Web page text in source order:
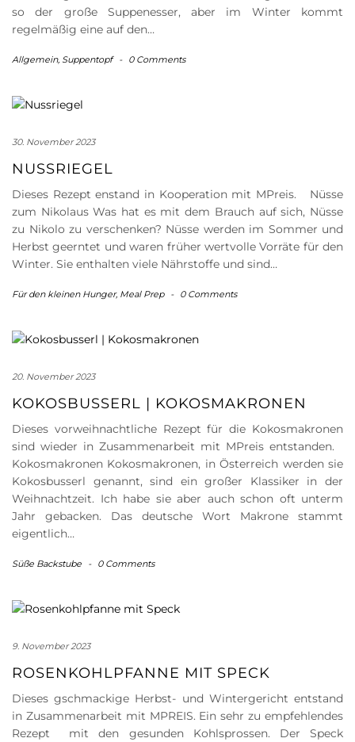
so der große Suppenesser, aber im Winter kommt
regelmäßig eine auf den…
Allgemein, Suppentopf - 0 Comments
30. November 2023
NUSSRIEGEL
Dieses Rezept enstand in Kooperation mit MPreis. Nüsse
zum Nikolaus Was hat es mit dem Brauch auf sich, Nüsse
zu Nikolo zu verschenken? Nüsse werden im Sommer und
Herbst geerntet und waren früher wertvolle Vorräte für den
Winter. Sie enthalten viele Nährstoffe und sind…
Für den kleinen Hunger, Meal Prep - 0 Comments
20. November 2023
KOKOSBUSSERL | KOKOSMAKRONEN
Dieses vorweihnachtliche Rezept für die Kokosmakronen
sind wieder in Zusammenarbeit mit MPreis entstanden.
Kokosmakronen Kokosmakronen, in Österreich werden sie
Kokosbusserl genannt, sind ein großer Klassiker in der
Weihnachtzeit. Ich habe sie aber auch schon oft unterm
Jahr gebacken. Das deutsche Wort Makrone stammt
eigentlich…
Süße Backstube - 0 Comments
9. November 2023
ROSENKOHLPFANNE MIT SPECK
Dieses gschmackige Herbst- und Wintergericht entstand
in Zusammenarbeit mit MPREIS. Ein sehr zu empfehlendes
Rezept mit den gesunden Kohlsprossen. Der Speck